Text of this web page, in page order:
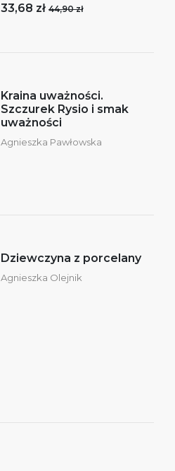
33,68 zł 44,90 zł
Kraina uważności.
Szczurek Rysio i smak
uważności
Agnieszka Pawłowska
Dziewczyna z porcelany
Agnieszka Olejnik